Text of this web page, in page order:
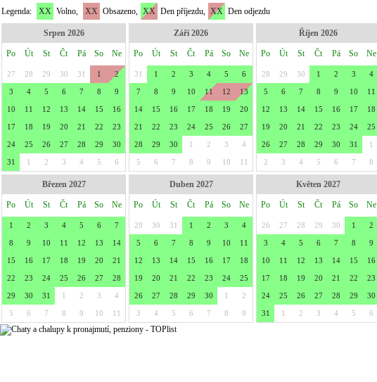
Legenda: XX Volno, XX Obsazeno, XX Den příjezdu, XX Den odjezdu
Srpen 2026
Po Út St Čt Pá So Ne
27 28 29 30 31 1 2
3 4 5 6 7 8 9
10 11 12 13 14 15 16
17 18 19 20 21 22 23
24 25 26 27 28 29 30
31 1 2 3 4 5 6
Září 2026
Po Út St Čt Pá So Ne
31 1 2 3 4 5 6
7 8 9 10 11 12 13
14 15 16 17 18 19 20
21 22 23 24 25 26 27
28 29 30 1 2 3 4
5 6 7 8 9 10 11
Říjen 2026
Po Út St Čt Pá So Ne
28 29 30 1 2 3 4
5 6 7 8 9 10 11
12 13 14 15 16 17 18
19 20 21 22 23 24 25
26 27 28 29 30 31 1
2 3 4 5 6 7 8
Březen 2027
Po Út St Čt Pá So Ne
1 2 3 4 5 6 7
8 9 10 11 12 13 14
15 16 17 18 19 20 21
22 23 24 25 26 27 28
29 30 31 1 2 3 4
5 6 7 8 9 10 11
Duben 2027
Po Út St Čt Pá So Ne
29 30 31 1 2 3 4
5 6 7 8 9 10 11
12 13 14 15 16 17 18
19 20 21 22 23 24 25
26 27 28 29 30 1 2
3 4 5 6 7 8 9
Květen 2027
Po Út St Čt Pá So Ne
26 27 28 29 30 1 2
3 4 5 6 7 8 9
10 11 12 13 14 15 16
17 18 19 20 21 22 23
24 25 26 27 28 29 30
31 1 2 3 4 5 6